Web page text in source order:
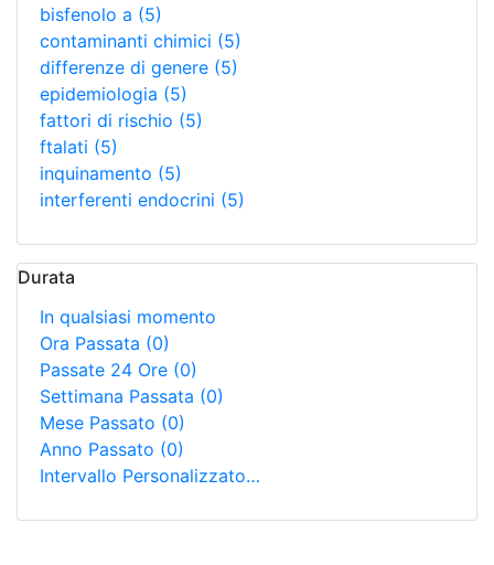
bisfenolo a (5)
contaminanti chimici (5)
differenze di genere (5)
epidemiologia (5)
fattori di rischio (5)
ftalati (5)
inquinamento (5)
interferenti endocrini (5)
Durata
In qualsiasi momento
Ora Passata (0)
Passate 24 Ore (0)
Settimana Passata (0)
Mese Passato (0)
Anno Passato (0)
Intervallo Personalizzato…